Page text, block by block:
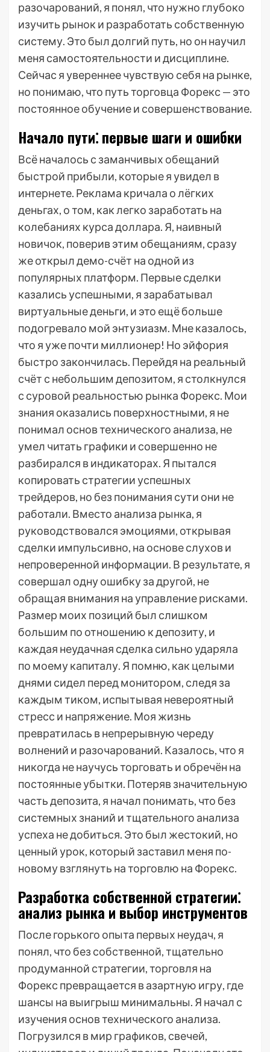
разочарований, я понял, что нужно глубоко
изучить рынок и разработать собственную
систему. Это был долгий путь, но он научил
меня самостоятельности и дисциплине.
Сейчас я увереннее чувствую себя на рынке,
но понимаю, что путь торговца Форекс — это
постоянное обучение и совершенствование.
Начало пути⁚ первые шаги и ошибки
Всё началось с заманчивых обещаний
быстрой прибыли, которые я увидел в
интернете. Реклама кричала о лёгких
деньгах, о том, как легко заработать на
колебаниях курса доллара. Я, наивный
новичок, поверив этим обещаниям, сразу
же открыл демо-счёт на одной из
популярных платформ. Первые сделки
казались успешными, я зарабатывал
виртуальные деньги, и это ещё больше
подогревало мой энтузиазм. Мне казалось,
что я уже почти миллионер! Но эйфория
быстро закончилась. Перейдя на реальный
счёт с небольшим депозитом, я столкнулся
с суровой реальностью рынка Форекс. Мои
знания оказались поверхностными, я не
понимал основ технического анализа, не
умел читать графики и совершенно не
разбирался в индикаторах. Я пытался
копировать стратегии успешных
трейдеров, но без понимания сути они не
работали. Вместо анализа рынка, я
руководствовался эмоциями, открывая
сделки импульсивно, на основе слухов и
непроверенной информации. В результате, я
совершал одну ошибку за другой, не
обращая внимания на управление рисками.
Размер моих позиций был слишком
большим по отношению к депозиту, и
каждая неудачная сделка сильно ударяла
по моему капиталу. Я помню, как целыми
днями сидел перед монитором, следя за
каждым тиком, испытывая невероятный
стресс и напряжение. Моя жизнь
превратилась в непрерывную череду
волнений и разочарований. Казалось, что я
никогда не научусь торговать и обречён на
постоянные убытки. Потеряв значительную
часть депозита, я начал понимать, что без
системных знаний и тщательного анализа
успеха не добиться. Это был жестокий, но
ценный урок, который заставил меня по-
новому взглянуть на торговлю на Форекс.
Разработка собственной стратегии⁚
анализ рынка и выбор инструментов
После горького опыта первых неудач, я
понял, что без собственной, тщательно
продуманной стратегии, торговля на
Форекс превращается в азартную игру, где
шансы на выигрыш минимальны. Я начал с
изучения основ технического анализа.
Погрузился в мир графиков, свечей,